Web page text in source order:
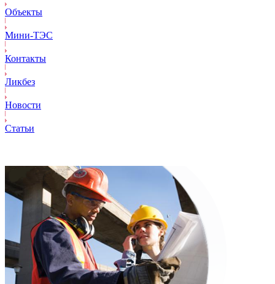
Объекты
Mини-ТЭС
Контакты
Ликбез
Новости
Статьи